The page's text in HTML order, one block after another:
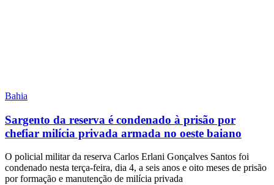
Bahia
Sargento da reserva é condenado à prisão por
chefiar milícia privada armada no oeste baiano
O policial militar da reserva Carlos Erlani Gonçalves Santos foi
condenado nesta terça-feira, dia 4, a seis anos e oito meses de prisão
por formação e manutenção de milícia privada